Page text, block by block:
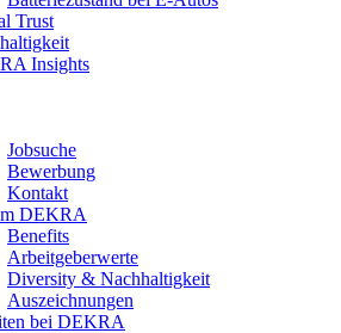
Trust
Insights
Jobsuche
Bewerbung
Kontakt
DEKRA
Benefits
Arbeitgeberwerte
Diversity & Nachhaltigkeit
Auszeichnungen
bei DEKRA